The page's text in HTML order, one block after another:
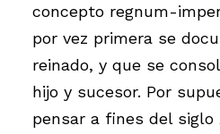
concepto regnum-
por vez primera se
reinado, y que se
hijo y sucesor. Por
pensar a fines del siglo